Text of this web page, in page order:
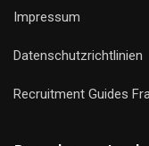
Impressum
Datenschutzrichtlinien
Recruitment Guides